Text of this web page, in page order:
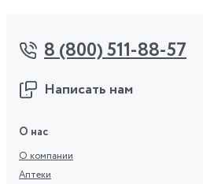
8 (800) 511-88-57
Написать нам
О нас
О компании
Аптеки